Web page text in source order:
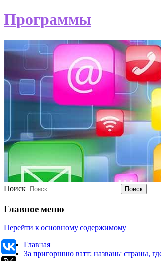
Программы
Поиск
Главное меню
Перейти к основному содержимому
Главная
За пригоршню ватт: названы страны,